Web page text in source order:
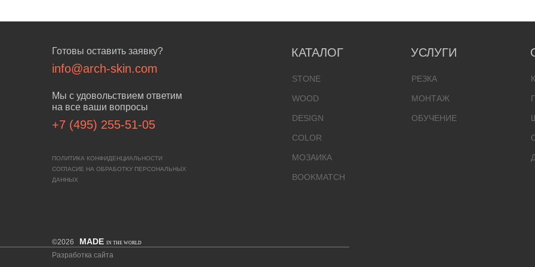
Готовы оставить заявку?
info@arch-skin.com
Мы с удовольствием ответим
на все ваши вопросы
+7 (495) 255-51-05
ПОЛИТИКА КОНФИДЕНЦИАЛЬНОСТИ
СОГЛАСИЕ НА ОБРАБОТКУ ПЕРСОНАЛЬНЫХ
ДАННЫХ
КАТАЛОГ
STONE
WOOD
DESIGN
COLOR
МОЗАИКА
BOOKMATCH
УСЛУГИ
РЕЗКА
МОНТАЖ
ОБУЧЕНИЕ
©2026 MADE IN THE WORLD
Разработка сайта